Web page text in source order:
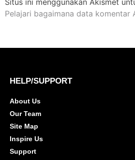
Pelajari bagaimana data komentar
HELP/SUPPORT
About Us
Our Team
Site Map
Inspire Us
Support